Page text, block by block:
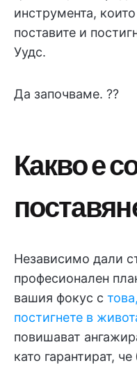
инструмента,
поставите и
Уудс.
Да започваме. ??
Какво е
Независимо дали
професионален
вашия фокус с
постигнете в
повишават
като гарантират,